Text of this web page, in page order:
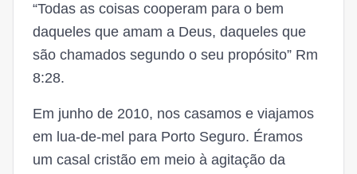
“Todas as coisas cooperam para o bem
daqueles que amam a Deus, daqueles que
são chamados segundo o seu propósito” Rm
8:28.
Em junho de 2010, nos casamos e viajamos
em lua-de-mel para Porto Seguro. Éramos
um casal cristão em meio à agitação da